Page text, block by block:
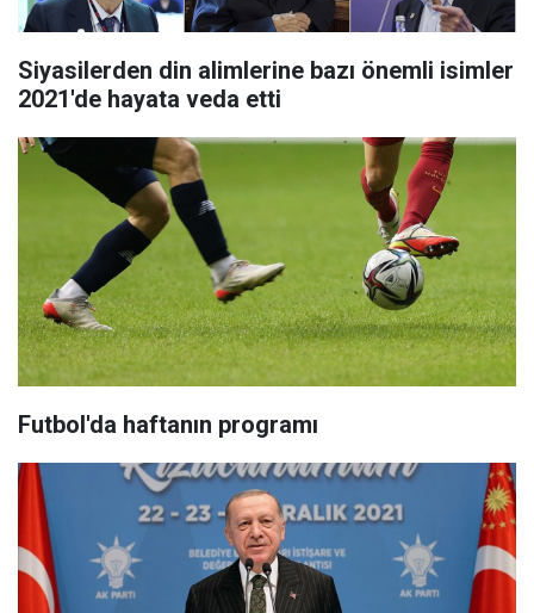
Siyasilerden din alimlerine bazı önemli isimler
2021'de hayata veda etti
Futbol'da haftanın programı